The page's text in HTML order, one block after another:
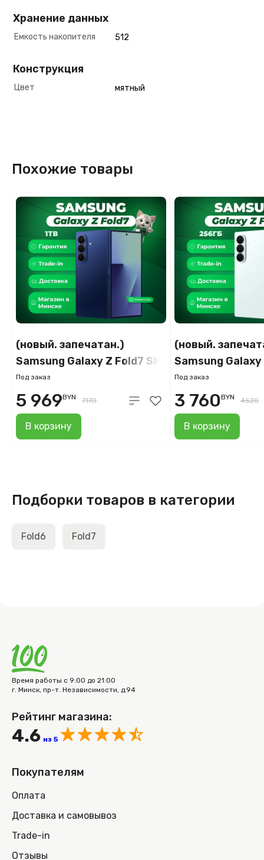
Хранение данных
Емкость накопителя 512
Конструкция
Цвет мятный
Похожие товары
(новый. запечатан.)
Samsung Galaxy Z Fold7 SM-
F966B/DS 16GB/1TB
(синий)
Под заказ
В корзину
5 969BYN 7170
(новый.
Samsung Galaxy
F966B/DS
(мятный)
Под заказ
В корзину
3 760BYN 4520
Подборки товаров в категории
Fold6 Fold7
Время работы с 9:00 до 21:00
г. Минск, пр-т. Независимости, д.94
Рейтинг магазина:
4.6 из 5
Покупателям
Оплата
Доставка и самовывоз
Trade-in
Отзывы